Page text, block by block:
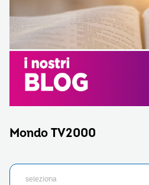
Mondo TV2000